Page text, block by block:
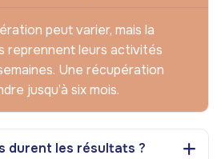
peut varier, mais la
reprennent leurs activités
Une récupération
jusqu’à six mois.
durent les résultats ?